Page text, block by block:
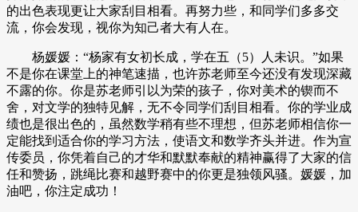
的出色表现更让大家刮目相看。再努力些，和同学们多多交
流，你会发现，视你为知己者大有人在。
杨媛媛：“杨家有女初长成，学在五（5）人未识。”如果
不是你在课堂上的神笔速描，也许苏老师至今还没有发现深藏
不露的你。你是苏老师引以为荣的孩子，你对美术的锲而不
舍，对文学的独特见解，无不令同学们刮目相看。你的学业成
绩也是很出色的，虽然数学稍有些不理想，但苏老师相信你一
定能找到适合你的学习方法，使语文和数学齐头并进。作为宣
传委员，你凭着自己的才华和默默奉献的精神赢得了大家的信
任和赞扬，跳绳比赛和越野赛中的你更是独领风骚。媛媛，加
油吧，你注定成功！